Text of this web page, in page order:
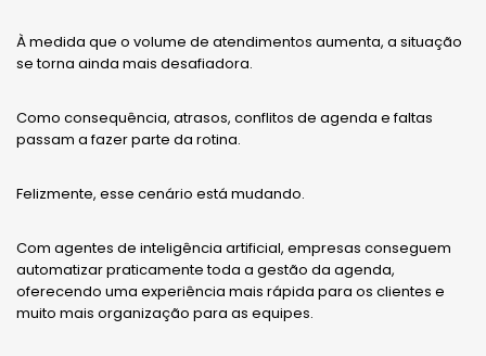
À medida que o volume de atendimentos aumenta, a situação
se torna ainda mais desafiadora.
Como consequência, atrasos, conflitos de agenda e faltas
passam a fazer parte da rotina.
Felizmente, esse cenário está mudando.
Com agentes de inteligência artificial, empresas conseguem
automatizar praticamente toda a gestão da agenda,
oferecendo uma experiência mais rápida para os clientes e
muito mais organização para as equipes.